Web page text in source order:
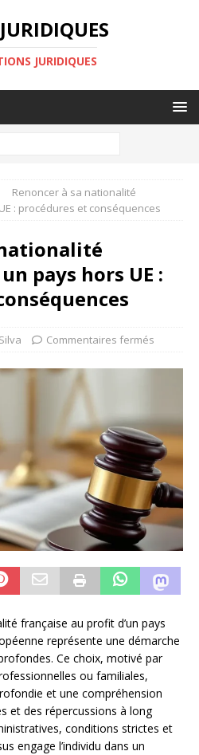
JURIDIQUES
Renoncer à sa nationalité
: procédures et conséquences
pays hors UE :
Commentaires fermés
française au profit d’un pays
représente une démarche
Ce choix, motivé par
ou familiales,
et une compréhension
et des répercussions à long
conditions strictes et
engage l’individu dans un